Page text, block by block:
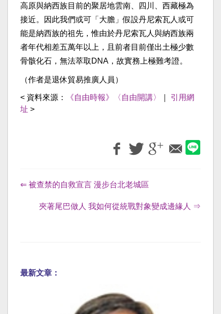
高原與納西族目前的聚居地雲南、四川、西藏極為
接近。因此我們或可「大膽」假設丹尼索瓦人或可
能是納西族的祖先，惟由於丹尼索瓦人與納西族兩
者年代相差五萬年以上，且前者目前僅出土極少數
骨骸化石，無法萃取DNA，故實務上極難考證。
（作者是退休貿易推廣人員）
< 資料來源： 《自由時報》〈自由開講〉
引用網
址 >
⇐ 被查禁的自救宣言 漫步台北老城區
夾著尾巴做人 我如何從統戰對象變成邊緣人 ⇒
最新文章：